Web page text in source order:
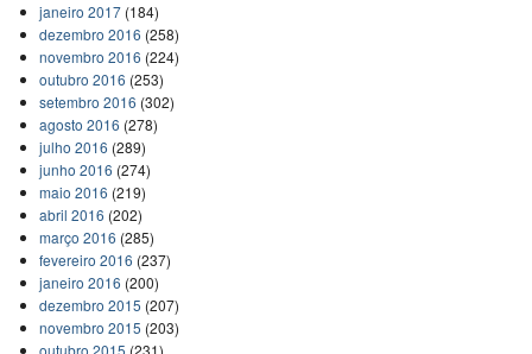
janeiro 2017(184)
dezembro 2016 (258)
novembro 2016 (224)
outubro 2016 (253)
setembro 2016 (302)
agosto 2016 (278)
julho 2016 (289)
junho 2016 (274)
maio 2016 (219)
abril 2016 (202)
março 2016 (285)
fevereiro 2016 (237)
janeiro 2016 (200)
dezembro 2015 (207)
novembro 2015 (203)
outubro 2015 (231)